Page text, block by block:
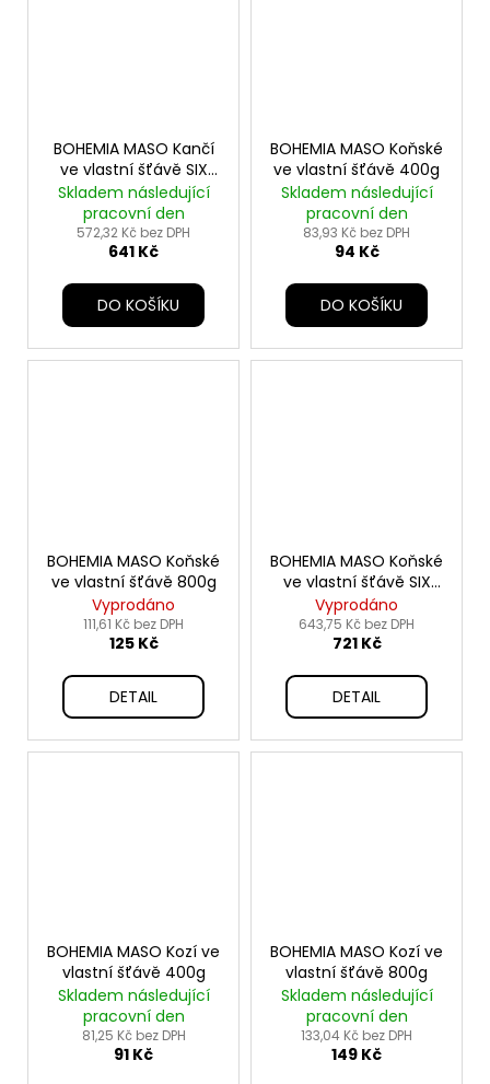
BOHEMIA MASO Kančí
ve vlastní šťávě SIX
PACK 6x800g
Skladem následující
pracovní den
572,32 Kč bez DPH
641 Kč
DO KOŠÍKU
BOHEMIA MASO Koňské
ve vlastní šťávě 400g
Skladem následující
pracovní den
83,93 Kč bez DPH
94 Kč
DO KOŠÍKU
BOHEMIA MASO Koňské
ve vlastní šťávě 800g
Vyprodáno
111,61 Kč bez DPH
125 Kč
DETAIL
BOHEMIA MASO Koňské
ve vlastní šťávě SIX
PACK 6x800g
Vyprodáno
643,75 Kč bez DPH
721 Kč
DETAIL
BOHEMIA MASO Kozí ve
vlastní šťávě 400g
Skladem následující
pracovní den
81,25 Kč bez DPH
91 Kč
BOHEMIA MASO Kozí ve
vlastní šťávě 800g
Skladem následující
pracovní den
133,04 Kč bez DPH
149 Kč